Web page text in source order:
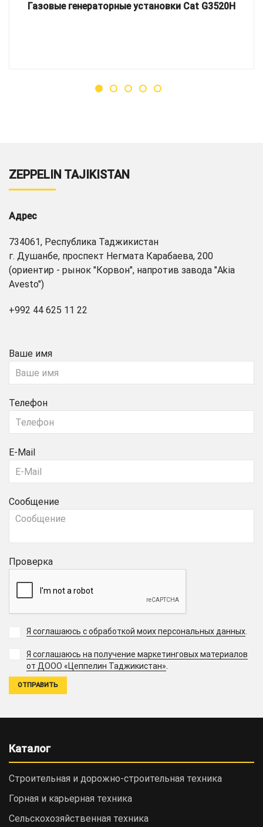
Газовые генераторные установки Cat G3520H
ZEPPELIN TAJIKISTAN
Адрес
734061, Республика Таджикистан
г. Душанбе, проспект Негмата Карабаева, 200
(ориентир - рынок "Корвон", напротив завода "Akia
Avesto")
+992 44 625 11 22
Ваше имя
Телефон
E-Mail
Сообщение
Проверка
Я соглашаюсь с обработкой моих персональных данных.
Я соглашаюсь на получение маркетинговых материалов
от ДООО «Цеппелин Таджикистан».
Каталог
Строительная и дорожно-cтроительная техника
Горная и карьерная техника
Сельскохозяйственная техника